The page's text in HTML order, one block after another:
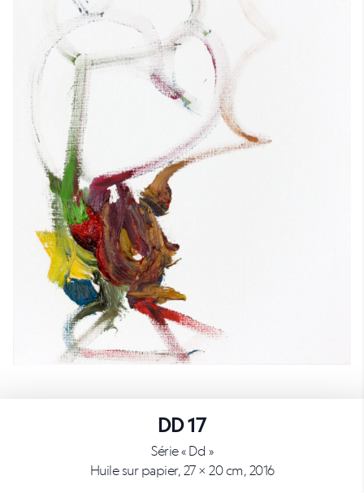
DD 17
Série « Dd »
Huile sur papier, 27 × 20 cm, 2016